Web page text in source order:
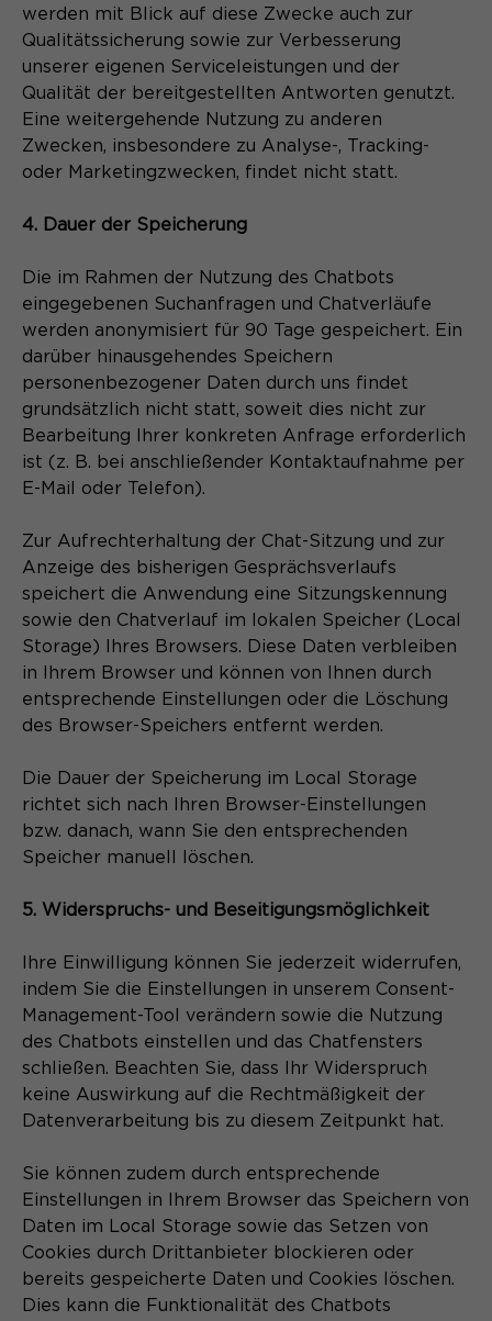
werden mit Blick auf diese Zwecke auch zur
Qualitätssicherung sowie zur Verbesserung
unserer eigenen Serviceleistungen und der
Qualität der bereitgestellten Antworten genutzt.
Eine weitergehende Nutzung zu anderen
Zwecken, insbesondere zu Analyse-, Tracking-
oder Marketingzwecken, findet nicht statt.
4. Dauer der Speicherung
Die im Rahmen der Nutzung des Chatbots
eingegebenen Suchanfragen und Chatverläufe
werden anonymisiert für 90 Tage gespeichert. Ein
darüber hinausgehendes Speichern
personenbezogener Daten durch uns findet
grundsätzlich nicht statt, soweit dies nicht zur
Bearbeitung Ihrer konkreten Anfrage erforderlich
ist (z. B. bei anschließender Kontaktaufnahme per
E-Mail oder Telefon).
Zur Aufrechterhaltung der Chat-Sitzung und zur
Anzeige des bisherigen Gesprächsverlaufs
speichert die Anwendung eine Sitzungskennung
sowie den Chatverlauf im lokalen Speicher (Local
Storage) Ihres Browsers. Diese Daten verbleiben
in Ihrem Browser und können von Ihnen durch
entsprechende Einstellungen oder die Löschung
des Browser-Speichers entfernt werden.
Die Dauer der Speicherung im Local Storage
richtet sich nach Ihren Browser-Einstellungen
bzw. danach, wann Sie den entsprechenden
Speicher manuell löschen.
5. Widerspruchs- und Beseitigungsmöglichkeit
Ihre Einwilligung können Sie jederzeit widerrufen,
indem Sie die Einstellungen in unserem Consent-
Management-Tool verändern sowie die Nutzung
des Chatbots einstellen und das Chatfensters
schließen. Beachten Sie, dass Ihr Widerspruch
keine Auswirkung auf die Rechtmäßigkeit der
Datenverarbeitung bis zu diesem Zeitpunkt hat.
Sie können zudem durch entsprechende
Einstellungen in Ihrem Browser das Speichern von
Daten im Local Storage sowie das Setzen von
Cookies durch Drittanbieter blockieren oder
bereits gespeicherte Daten und Cookies löschen.
Dies kann die Funktionalität des Chatbots